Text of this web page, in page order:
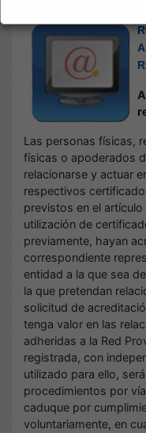
Las personas físicas,
físicas o apoderados
relacionarse y actuar
respectivos
previstos en el
utilización de
previamente, hayan
correspondiente
entidad a la que sea
la que pretendan
solicitud de
tenga valor en las
adheridas a la Red
registrada, con
utilizado para ello,
procedimientos por
caduque por
voluntariamente, en